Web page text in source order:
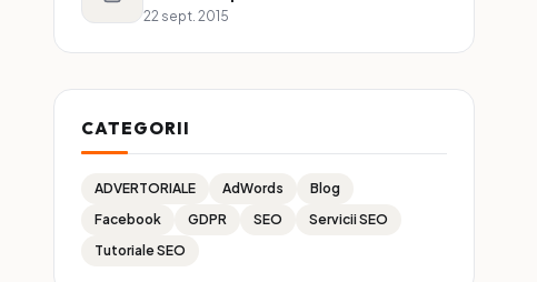
22 sept. 2015
CATEGORII
ADVERTORIALE AdWords
Blog
Facebook
GDPR SEO
Servicii SEO
Tutoriale SEO